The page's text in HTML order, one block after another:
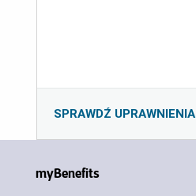
SPRAWDŹ UPRAWNIENIA
myBenefits